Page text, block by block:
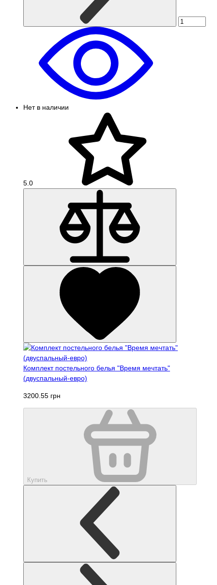
Нет в наличии
5.0
Комплект постельного белья "Время мечтать"
(двуспальный-евро)
3200.55 грн
Купить